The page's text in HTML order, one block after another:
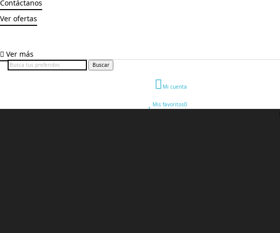
Contáctanos
Ver ofertas
Ver más
Buscar
Mi cuenta
Mis favoritos0